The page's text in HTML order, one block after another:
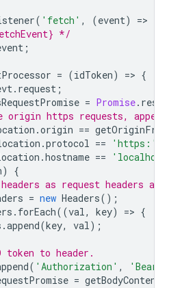
( 'fetch' , (event) =>
*/
;
= (idToken) => {
. request ;
= Promise. resolve
origin https requests, append
.origin ==
.protocol == 'https:'
.hostname == 'localhost'
)
{
as request headers are
= new Headers();
. forEach((val, key) => {
.append(key, val);
token to header.
( 'Authorization' ,
'Bearer '
= getBodyContent